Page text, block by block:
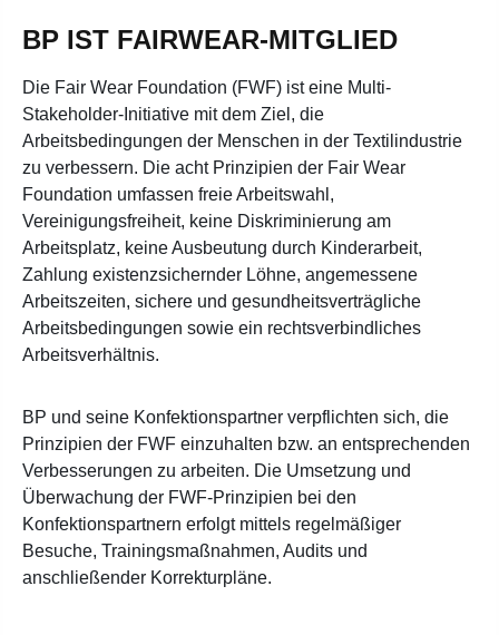
BP IST FAIRWEAR-MITGLIED
Die Fair Wear Foundation (FWF) ist eine Multi-
Stakeholder-Initiative mit dem Ziel, die
Arbeitsbedingungen der Menschen in der Textilindustrie
zu verbessern. Die acht Prinzipien der Fair Wear
Foundation umfassen freie Arbeitswahl,
Vereinigungsfreiheit, keine Diskriminierung am
Arbeitsplatz, keine Ausbeutung durch Kinderarbeit,
Zahlung existenzsichernder Löhne, angemessene
Arbeitszeiten, sichere und gesundheitsverträgliche
Arbeitsbedingungen sowie ein rechtsverbindliches
Arbeitsverhältnis.
BP und seine Konfektionspartner verpflichten sich, die
Prinzipien der FWF einzuhalten bzw. an entsprechenden
Verbesserungen zu arbeiten. Die Umsetzung und
Überwachung der FWF-Prinzipien bei den
Konfektionspartnern erfolgt mittels regelmäßiger
Besuche, Trainingsmaßnahmen, Audits und
anschließender Korrekturpläne.